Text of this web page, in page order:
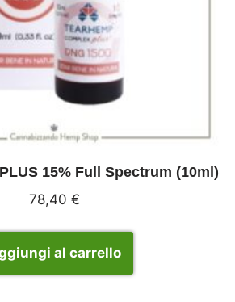
15% Full Spectrum (10ml)
78,40 €
al carrello